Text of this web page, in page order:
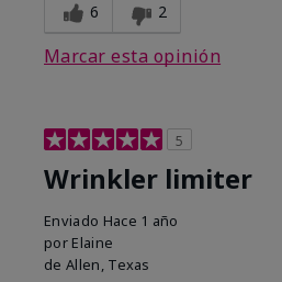
6 2
Marcar esta opinión
5
Wrinkler limiter
Enviado Hace 1 año
por Elaine
de Allen, Texas